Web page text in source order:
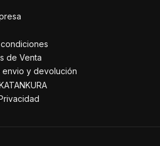
de Venta
envio y devolución